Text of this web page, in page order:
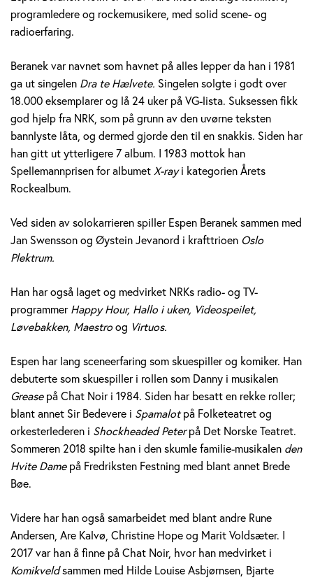
e
n
B
e
r
a
n
e
k
o
l
m
programledere og rockemusikere, med solid scene- og
radioerfaring.
Beranek var navnet som havnet på alles lepper da han i 1981
ga ut singelen Dra te Hælvete. Singelen solgte i godt over
18.000 eksemplarer og lå 24 uker på VG-lista. Suksessen fikk
god hjelp fra NRK, som på grunn av den uvørne teksten
bannlyste låta, og dermed gjorde den til en snakkis. Siden har
han gitt ut ytterligere 7 album. I 1983 mottok han
Spellemannprisen for albumet X-rayi kategorien Årets
Rockealbum.
Ved siden av solokarrieren spiller Espen Beranek sammen med
Jan Swensson og Øystein Jevanord i krafttrioen Oslo
Plektrum.
Han har også laget og medvirket NRKs radio- og TV-
programmer Happy Hour, Hallo i uken, Videospeilet,
Løvebakken, Maestro og Virtuos.
Espen har lang sceneerfaring som skuespiller og komiker. Han
debuterte som skuespiller i rollen som Danny i musikalen
Grease på Chat Noir i 1984. Siden har besatt en rekke roller;
blant annet Sir Bedevere i Spamalotpå Folketeatret og
orkesterlederen i Shockheaded Peterpå Det Norske Teatret.
Sommeren 2018 spilte han i den skumle familie-musikalen den
Hvite Damepå Fredriksten Festning med blant annet Brede
Bøe.
Videre har han også samarbeidet med blant andre Rune
Andersen, Are Kalvø, Christine Hope og Marit Voldsæter. I
2017 var han å finne på Chat Noir, hvor han medvirket i
Komikveldsammen med Hilde Louise Asbjørnsen, Bjarte